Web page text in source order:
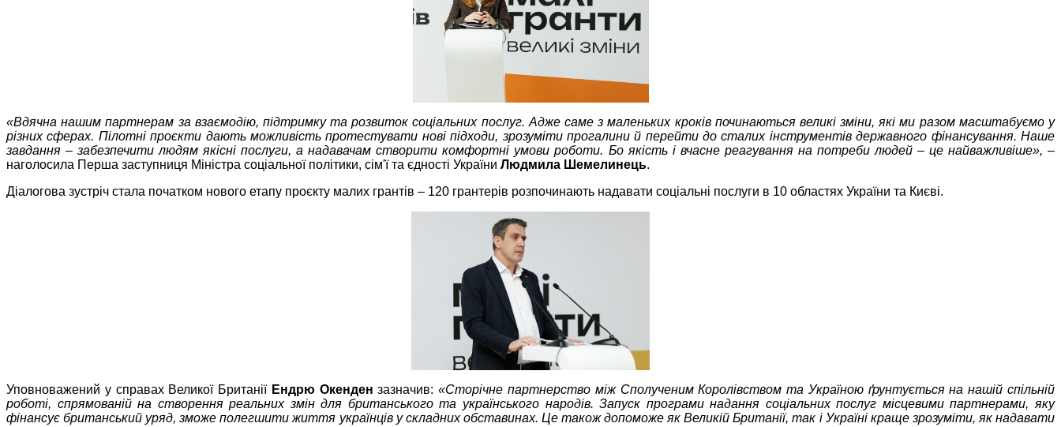
«Вдячна нашим партнерам за взаємодію, підтримку та розвиток соціальних послуг. Адже саме з маленьких кроків починаються великі зміни, які ми разом масштабуємо у
різних сферах. Пілотні проєкти дають можливість протестувати нові підходи, зрозуміти прогалини й перейти до сталих інструментів державного фінансування. Наше
завдання – забезпечити людям якісні послуги, а надавачам створити комфортні умови роботи. Бо якість і вчасне реагування на потреби людей – це найважливіше», –
наголосила Перша заступниця Міністра соціальної політики, сім'ї та єдності України Людмила Шемелинець.
Діалогова зустріч стала початком нового етапу проєкту малих грантів – 120 грантерів розпочинають надавати соціальні послуги в 10 областях України та Києві.
Уповноважений у справах Великої Британії Ендрю Окендензазначив:«Сторічне партнерство між Сполученим Королівством та Україною ґрунтується на нашій спільній
роботі, спрямованій на створення реальних змін для британського та українського народів. Запуск програми надання соціальних послуг місцевими партнерами, яку
фінансує британський уряд, зможе полегшити життя українців у складних обставинах. Це також допоможе як Великій Британії, так і Україні краще зрозуміти, як надавати